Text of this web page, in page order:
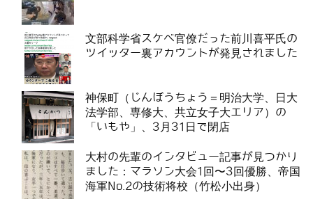
文部科学省スケベ官僚だった前川喜平氏の
ツイッター裏アカウントが発見されました
神保町（じんぼうちょう＝明治大学、日大
法学部、専修大、共立女子大エリア）の
「いもや」、3月31日で閉店
大村の先輩のインタビュー記事が見つかり
ました：マラソン大会1回〜3回優勝、帝国
海軍No.2の技術将校（竹松小出身）